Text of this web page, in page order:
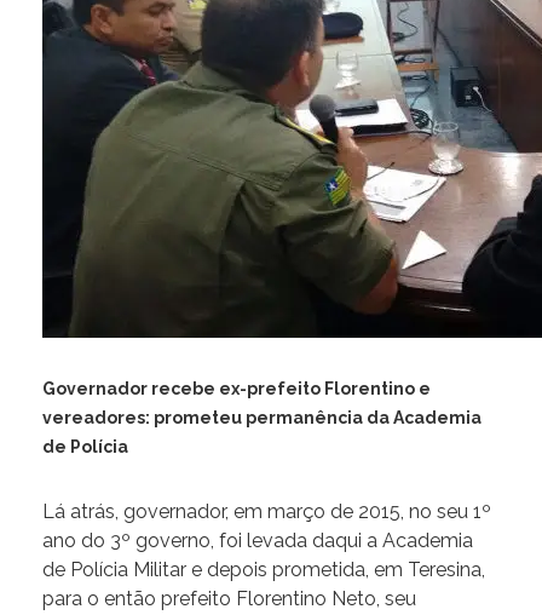
Governador recebe ex-prefeito Florentino e
vereadores: prometeu permanência da Academia
de Polícia
Lá atrás, governador, em março de 2015, no seu 1º
ano do 3º governo, foi levada daqui a Academia
de Polícia Militar e depois prometida, em Teresina,
para o então prefeito Florentino Neto, seu